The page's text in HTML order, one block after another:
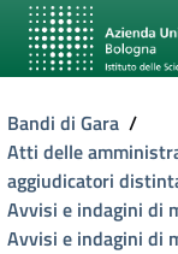
Bandi di Gara /
Atti delle
aggiudicatori
Avvisi e indagini di
Avvisi e indagini di